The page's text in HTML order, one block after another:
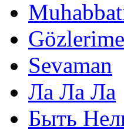
Sevaman
Ла Ла Ла
Быть